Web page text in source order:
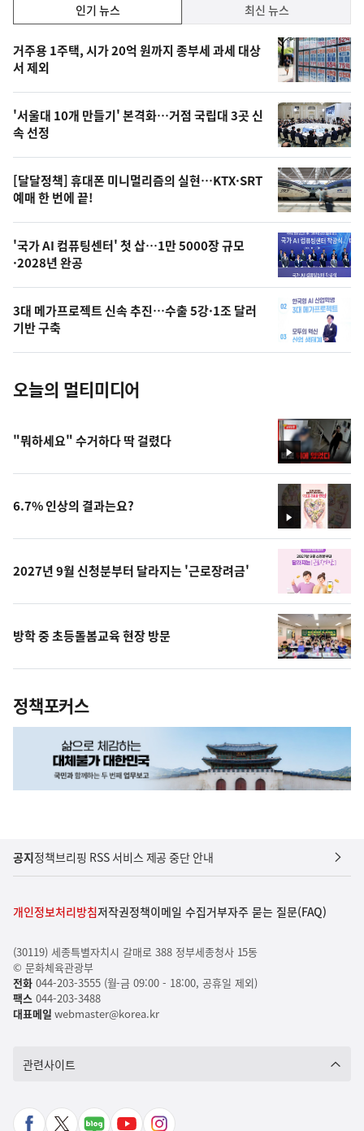
기,
최
신,
오
늘
의
영
상
오
의
사
진
인기 뉴스 최신 뉴스
기
뉴
스
거주용 1주택, 시가 20억 원까지 종부세 과세 대상
서 제외
'서울대 10개 만들기' 본격화…거점 국립대 3곳 신
속 선정
[달달정책] 휴대폰 미니멀리즘의 실현…KTX·SRT
예매 한 번에 끝!
'국가 AI 컴퓨팅센터' 첫 삽…1만 5000장 규모
·2028년 완공
3대 메가프로젝트 신속 추진…수출 5강·1조 달러
기반 구축
오늘의 멀티미디어
영
상
"뭐하세요" 수거하다 딱 걸렸다
영
상
6.7% 인상의 결과는요?
2027년 9월 신청분부터 달라지는 '근로장려금'
방학 중 초등돌봄교육 현장 방문
정책포커스
공지정책브리핑 RSS 서비스 제공 중단 안내
개인정보처리방침저작권정책이메일 수집거부자주 묻는 질문(FAQ)
(30119) 세종특별자치시 갈매로 388 정부세종청사 15동
© 문화체육관광부
전화044-203-3555 (월-금 09:00 - 18:00, 공휴일 제외)
팩스044-203-3488
대표메일 webmaster@korea.kr
관련사이트